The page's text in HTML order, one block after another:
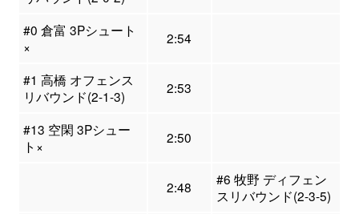
#0 倉富 3Pシュート
×
2:54
#1 高橋 オフェンス
リバウンド(2-1-3)
2:53
#13 空閑 3Pシュー
ト×
2:50
2:48
#6 牧野 ディフェン
スリバウンド(2-3-5)